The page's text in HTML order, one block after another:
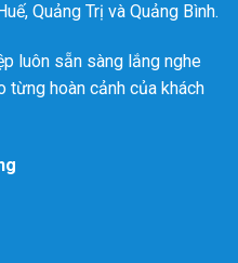
Quảng Trị và Quảng Bình.
luôn sẵn sàng lắng nghe
từng hoàn cảnh của khách